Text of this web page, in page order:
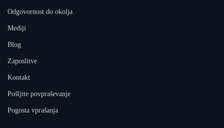
Odgovornost do okolja
Mediji
Blog
Zaposlitve
Kontakt
Pošljite povpraševanje
Pogosta vprašanja